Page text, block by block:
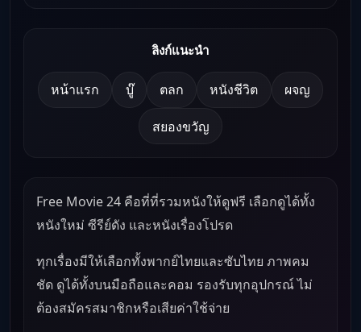
ลิงก์แนะนำ
หน้าแรก บู๊ ตลก หนังชีวิต ผจญ
สยองขวัญ
Free Movie 24 คือที่ที่รวมหนังให้ดูฟรี เลือกดูได้ทั้ง
หนังใหม่ ซีรีย์ดัง และหนังเรื่องโปรด
ทุกเรื่องมีให้เลือกทั้งพากย์ไทยและซับไทย ภาพคม
ชัด ดูได้ทั้งบนมือถือและคอม รองรับทุกอุปกรณ์ ไม่
ต้องสมัครสมาชิกหรือเสียค่าใช้จ่าย